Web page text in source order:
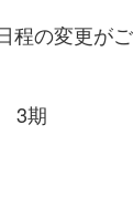
の変更がご
3期